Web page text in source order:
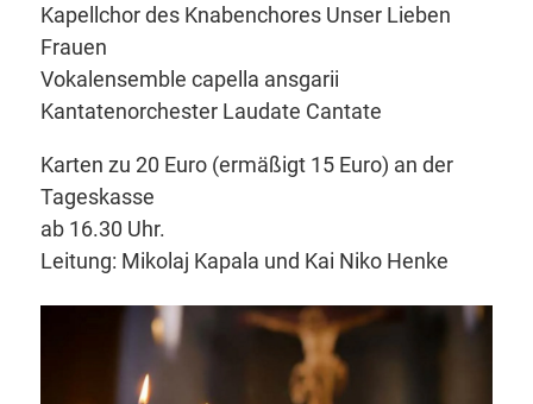
Kapellchor des Knabenchores Unser Lieben
Frauen
Vokalensemble capella ansgarii
Kantatenorchester Laudate Cantate
Karten zu 20 Euro (ermäßigt 15 Euro) an der
Tageskasse
ab 16.30 Uhr.
Leitung: Mikolaj Kapala und Kai Niko Henke